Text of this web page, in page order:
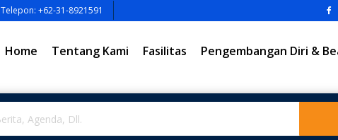
Telepon: +62-31-8921591
Home Tentang Kami Fasilitas Pengembangan Diri &